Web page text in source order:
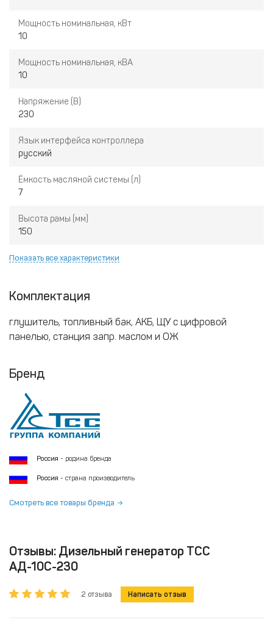
Мощность номинальная, кВт
10
Мощность номинальная, кВА
10
Напряжение (В)
230
Язык интерфейса контроллера
русский
Ёмкость масляной системы (л)
7
Высота рамы (мм)
150
Показать все характеристики
Комплектация
глушитель, топливный бак, АКБ, ЩУ с цифровой
панелью, станция запр. маслом и ОЖ
Бренд
Россия - родина бренда
Россия - страна производитель
Смотреть все товары бренда
Отзывы: Дизельный генератор ТСС
АД-10С-230
2 отзыва Написать отзыв